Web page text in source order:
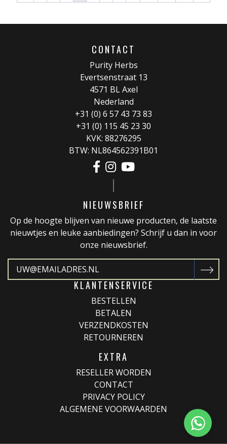
CONTACT
Purity Herbs
Evertsenstraat 13
4571 BL Axel
Nederland
+31 (0) 6 57 43 73 83
+31 (0) 115 45 23 30
KVK: 88276295
BTW: NL864562391B01
NIEUWSBRIEF
Op de hoogte blijven van nieuwe producten, de laatste
nieuwtjes en leuke aanbiedingen? Schrijf u dan in voor
onze nieuwsbrief.
KLANTENSERVICE
BESTELLEN
BETALEN
VERZENDKOSTEN
RETOURNEREN
EXTRA
RESELLER WORDEN
CONTACT
PRIVACY POLICY
ALGEMENE VOORWAARDEN